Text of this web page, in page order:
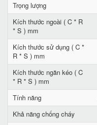
Trọng lượng
Kích thước ngoài ( C * R
* S ) mm
Kích thước sử dụng ( C *
R * S ) mm
Kích thước ngăn kéo ( C
* R * S ) mm
Tính năng
Khả năng chống cháy